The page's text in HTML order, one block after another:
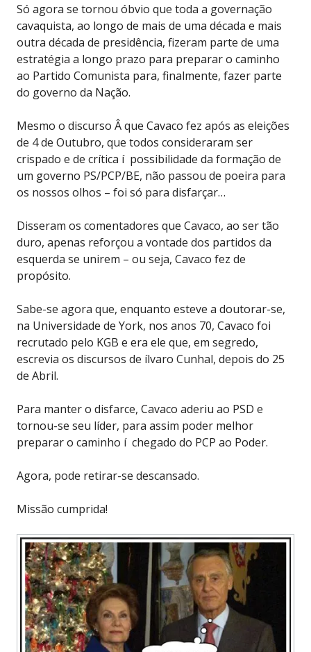
Só agora se tornou óbvio que toda a governação
cavaquista, ao longo de mais de uma década e mais
outra década de presidência, fizeram parte de uma
estratégia a longo prazo para preparar o caminho
ao Partido Comunista para, finalmente, fazer parte
do governo da Nação.
Mesmo o discurso Â que Cavaco fez após as eleições
de 4 de Outubro, que todos consideraram ser
crispado e de crítica í possibilidade da formação de
um governo PS/PCP/BE, não passou de poeira para
os nossos olhos – foi só para disfarçar…
Disseram os comentadores que Cavaco, ao ser tão
duro, apenas reforçou a vontade dos partidos da
esquerda se unirem – ou seja, Cavaco fez de
propósito.
Sabe-se agora que, enquanto esteve a doutorar-se,
na Universidade de York, nos anos 70, Cavaco foi
recrutado pelo KGB e era ele que, em segredo,
escrevia os discursos de ílvaro Cunhal, depois do 25
de Abril.
Para manter o disfarce, Cavaco aderiu ao PSD e
tornou-se seu líder, para assim poder melhor
preparar o caminho í chegado do PCP ao Poder.
Agora, pode retirar-se descansado.
Missão cumprida!